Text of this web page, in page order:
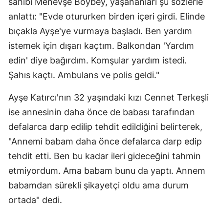
anlattı: "Evde otururken birden içeri girdi. Elinde
bıçakla Ayşe'ye vurmaya başladı. Ben yardım
istemek için dışarı kaçtım. Balkondan 'Yardım
edin' diye bağırdım. Komşular yardım istedi.
Şahıs kaçtı. Ambulans ve polis geldi."
Ayşe Katırcı'nın 32 yaşındaki kızı Cennet Terkeşli
ise annesinin daha önce de babası tarafından
defalarca darp edilip tehdit edildiğini belirterek,
"Annemi babam daha önce defalarca darp edip
tehdit etti. Ben bu kadar ileri gideceğini tahmin
etmiyordum. Ama babam bunu da yaptı. Annem
babamdan sürekli şikayetçi oldu ama durum
ortada" dedi.